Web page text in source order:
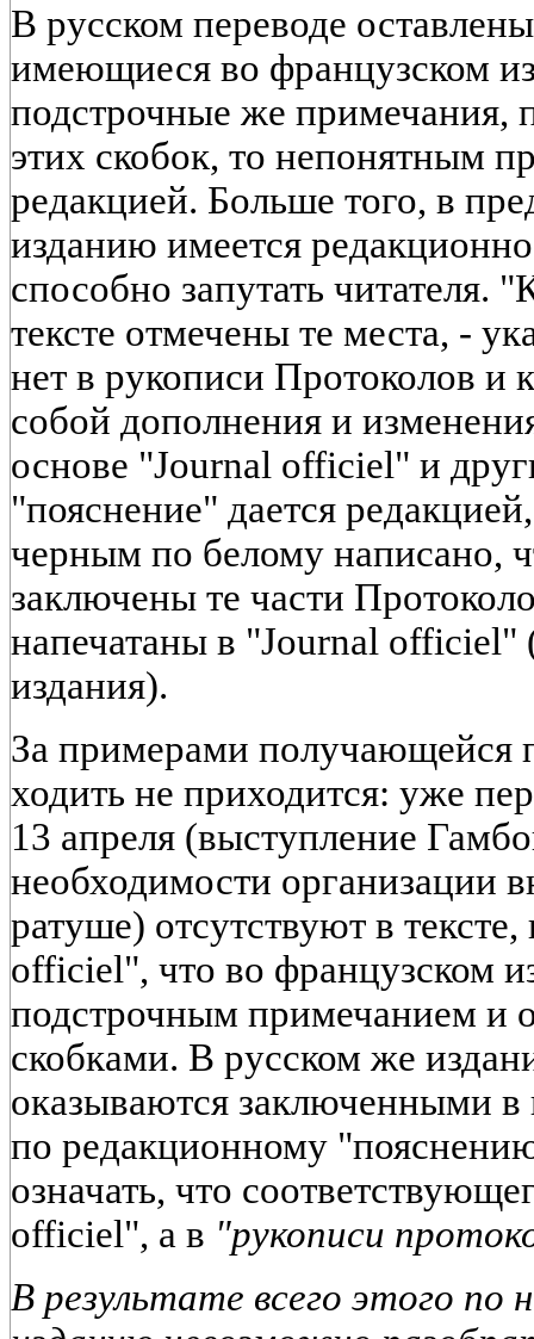
В русском переводе
имеющиеся во французском
подстрочные же примечания,
этих скобок, то непонятным
редакцией. Больше того, в
изданию имеется
способно запутать читателя.
тексте отмечены те места, -
нет в рукописи Протоколов и
собой дополнения и
основе "Journal officiel" и
"пояснение" дается
черным по белому написано,
заключены те части
напечатаны в "Journal officiel"
издания).
За примерами получающейся
ходить не приходится: уже
13 апреля (выступление
необходимости организации
ратуше) отсутствуют в
officiel", что во французском
подстрочным примечанием и
скобками. В русском же
оказываются заключенными в
по редакционному
означать, что
officiel", а в "рукописи
В результате всего этого по